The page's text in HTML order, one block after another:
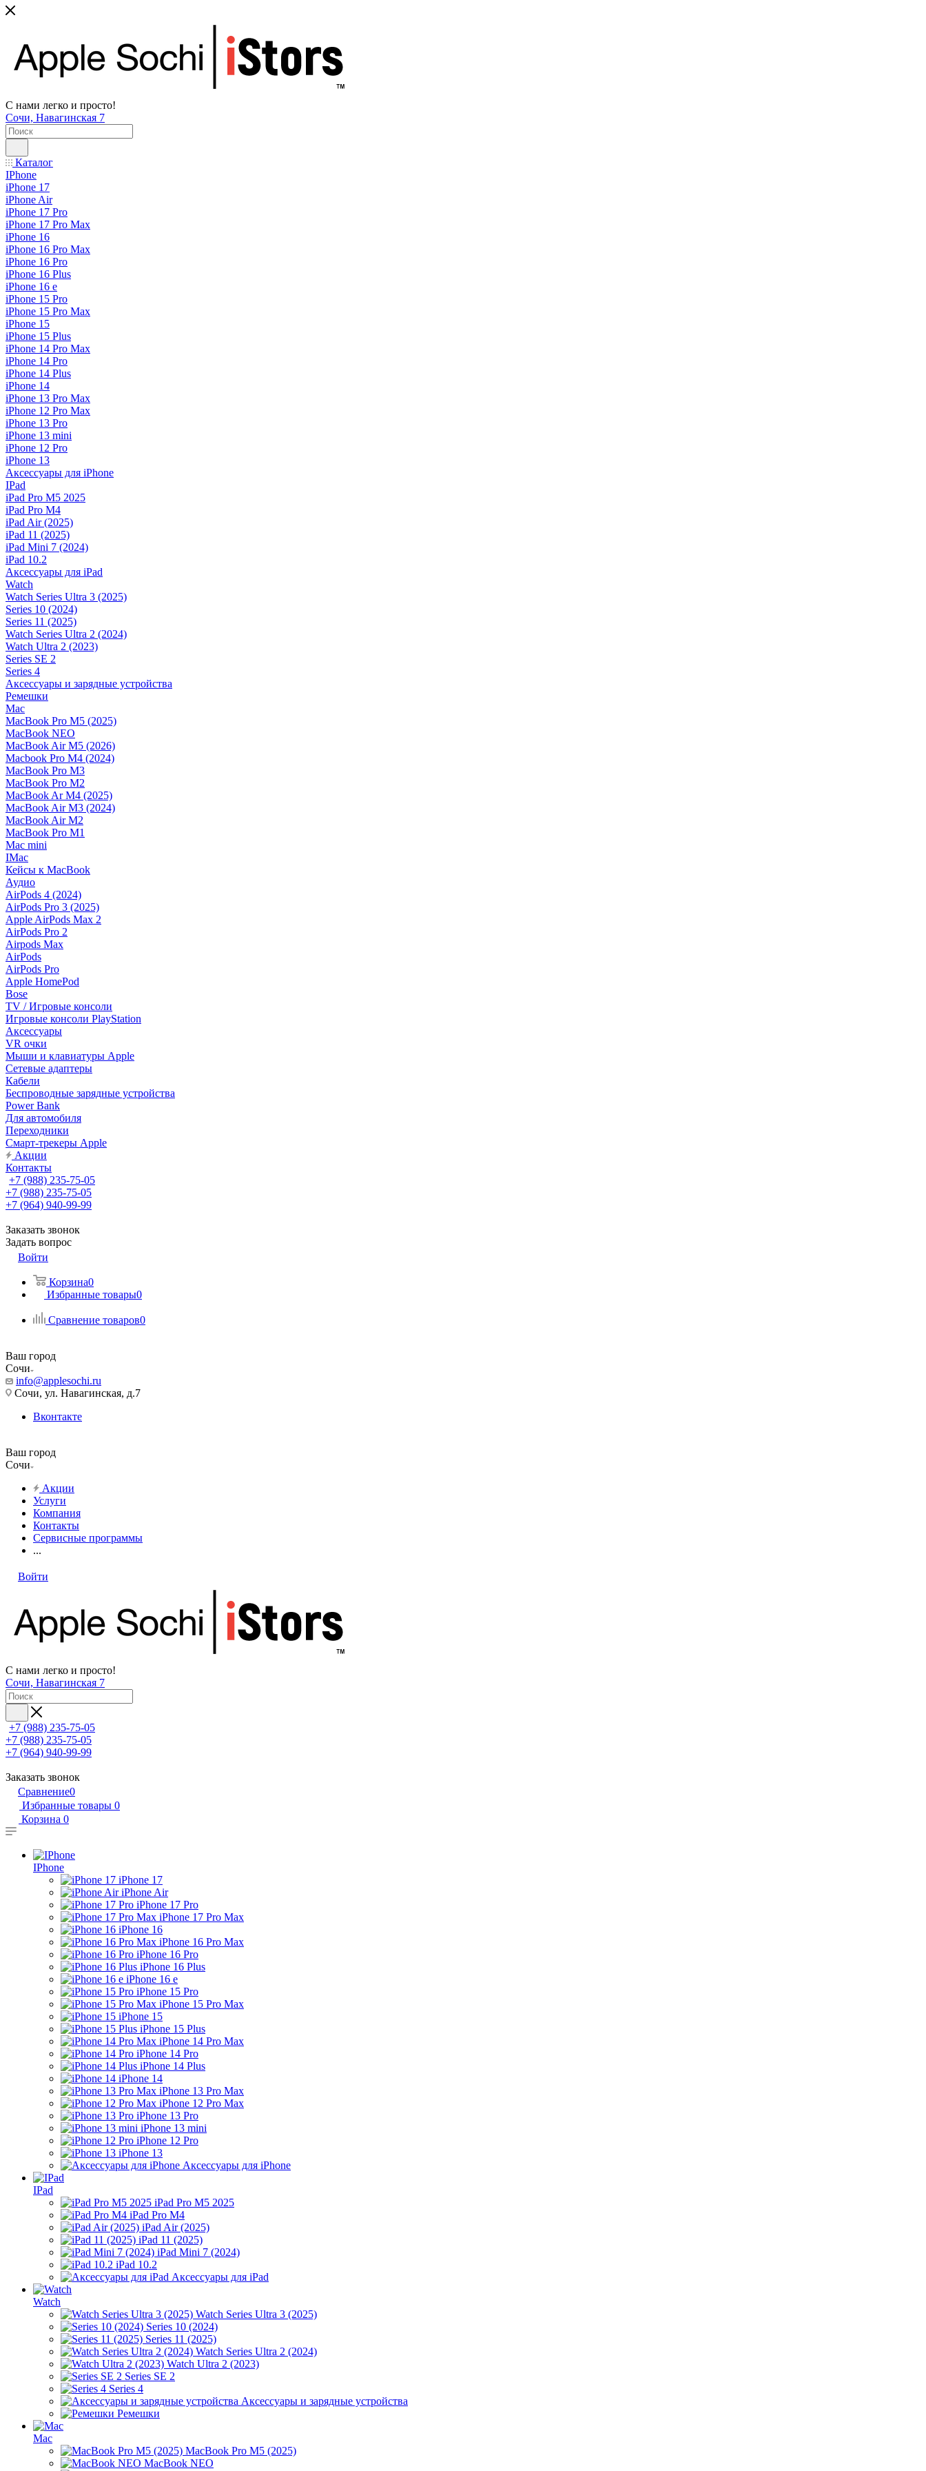
С нами легко и просто!
Сочи, Навагинская 7
Каталог
IPhone
iPhone 17
iPhone Air
iPhone 17 Pro
iPhone 17 Pro Max
iPhone 16
iPhone 16 Pro Max
iPhone 16 Pro
iPhone 16 Plus
iPhone 16 e
iPhone 15 Pro
iPhone 15 Pro Max
iPhone 15
iPhone 15 Plus
iPhone 14 Pro Max
iPhone 14 Pro
iPhone 14 Plus
iPhone 14
iPhone 13 Pro Max
iPhone 12 Pro Max
iPhone 13 Pro
iPhone 13 mini
iPhone 12 Pro
iPhone 13
Аксессуары для iPhone
IPad
iPad Pro M5 2025
iPad Pro M4
iPad Air (2025)
iPad 11 (2025)
iPad Mini 7 (2024)
iPad 10.2
Аксессуары для iPad
Watch
Watch Series Ultra 3 (2025)
Series 10 (2024)
Series 11 (2025)
Watch Series Ultra 2 (2024)
Watch Ultra 2 (2023)
Series SE 2
Series 4
Аксессуары и зарядные устройства
Ремешки
Mac
MacBook Pro M5 (2025)
MacBook NEO
MacBook Air M5 (2026)
Macbook Pro M4 (2024)
MacBook Pro M3
MacBook Pro M2
MacBook Ar M4 (2025)
MacBook Air M3 (2024)
MacBook Air M2
MacBook Pro M1
Mac mini
IMac
Кейсы к MacBook
Аудио
AirPods 4 (2024)
AirPods Pro 3 (2025)
Apple AirPods Max 2
AirPods Pro 2
Airpods Max
AirPods
AirPods Pro
Apple HomePod
Bose
TV / Игровые консоли
Игровые консоли PlayStation
Аксессуары
VR очки
Мыши и клавиатуры Apple
Сетевые адаптеры
Кабели
Беспроводные зарядные устройства
Power Bank
Для автомобиля
Переходники
Смарт-трекеры Apple
Акции
Контакты
+7 (988) 235-75-05
+7 (988) 235-75-05
+7 (964) 940-99-99
Заказать звонок
Задать вопрос
Войти
Корзина0
Избранные товары0
Сравнение товаров0
Ваш город
Сочи
info@applesochi.ru
Сочи, ул. Навагинская, д.7
Вконтакте
Ваш город
Сочи
Акции
Услуги
Компания
Контакты
Сервисные программы
...
Войти
С нами легко и просто!
Сочи, Навагинская 7
+7 (988) 235-75-05
+7 (988) 235-75-05
+7 (964) 940-99-99
Заказать звонок
Сравнение0
Избранные товары 0
Корзина 0
IPhone
iPhone 17
iPhone Air
iPhone 17 Pro
iPhone 17 Pro Max
iPhone 16
iPhone 16 Pro Max
iPhone 16 Pro
iPhone 16 Plus
iPhone 16 e
iPhone 15 Pro
iPhone 15 Pro Max
iPhone 15
iPhone 15 Plus
iPhone 14 Pro Max
iPhone 14 Pro
iPhone 14 Plus
iPhone 14
iPhone 13 Pro Max
iPhone 12 Pro Max
iPhone 13 Pro
iPhone 13 mini
iPhone 12 Pro
iPhone 13
Аксессуары для iPhone
IPad
iPad Pro M5 2025
iPad Pro M4
iPad Air (2025)
iPad 11 (2025)
iPad Mini 7 (2024)
iPad 10.2
Аксессуары для iPad
Watch
Watch Series Ultra 3 (2025)
Series 10 (2024)
Series 11 (2025)
Watch Series Ultra 2 (2024)
Watch Ultra 2 (2023)
Series SE 2
Series 4
Аксессуары и зарядные устройства
Ремешки
Mac
MacBook Pro M5 (2025)
MacBook NEO